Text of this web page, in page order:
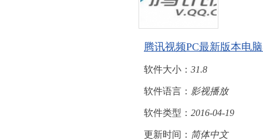
腾讯视频PC最新版本电
软件大小： 31.8
软件语言： 影视播放
软件类型： 2016-04-19
更新时间： 简体中文